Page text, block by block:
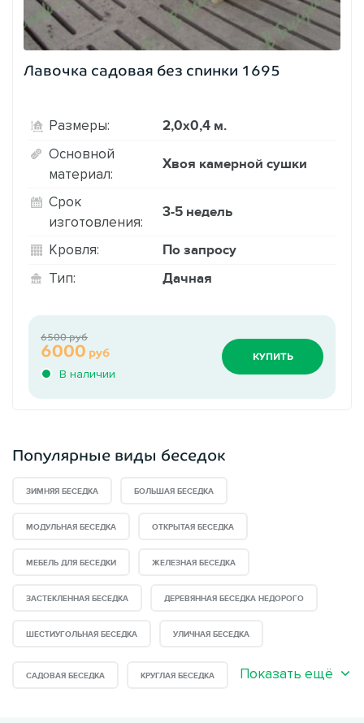
Лавочка садовая без спинки 1695
Размеры: 2,0х0,4 м.
Основной
материал:
Хвоя камерной сушки
Срок
изготовления:
3-5 недель
Кровля: По запросу
Тип: Дачная
В наличии
6000 руб
6500 руб
КУПИТЬ
Популярные виды беседок
ЗИМНЯЯ БЕСЕДКА БОЛЬШАЯ БЕСЕДКА
МОДУЛЬНАЯ БЕСЕДКА ОТКРЫТАЯ БЕСЕДКА
МЕБЕЛЬ ДЛЯ БЕСЕДКИ ЖЕЛЕЗНАЯ БЕСЕДКА
ЗАСТЕКЛЕННАЯ БЕСЕДКА ДЕРЕВЯННАЯ БЕСЕДКА НЕДОРОГО
ШЕСТИУГОЛЬНАЯ БЕСЕДКА УЛИЧНАЯ БЕСЕДКА
САДОВАЯ БЕСЕДКА КРУГЛАЯ БЕСЕДКА Показать ещё